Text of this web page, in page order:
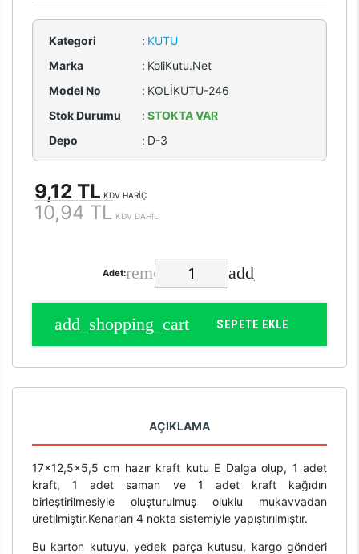
Kategori : KUTU
Marka
: KoliKutu.Net
Model No
: KOLİKUTU-246
Stok Durumu
: STOKTA VAR
Depo
: D-3
9,12 TL KDV HARİÇ
10,94 TL KDV DAHİL
Adet:
SEPETE EKLE
AÇIKLAMA
17x12,5x5,5 cm hazır kraft kutu E Dalga olup, 1 adet
kraft, 1 adet saman ve 1 adet kraft kağıdın
birleştirilmesiyle oluşturulmuş oluklu mukavvadan
üretilmiştir.Kenarları 4 nokta sistemiyle yapıştırılmıştır.
Bu karton kutuyu, yedek parça kutusu, kargo gönderi